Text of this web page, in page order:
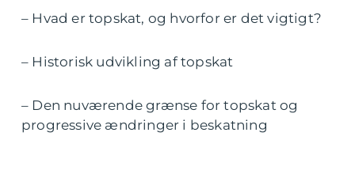
– Hvad er topskat, og hvorfor er det vigtigt?
– Historisk udvikling af topskat
– Den nuværende grænse for topskat og
progressive ændringer i beskatning